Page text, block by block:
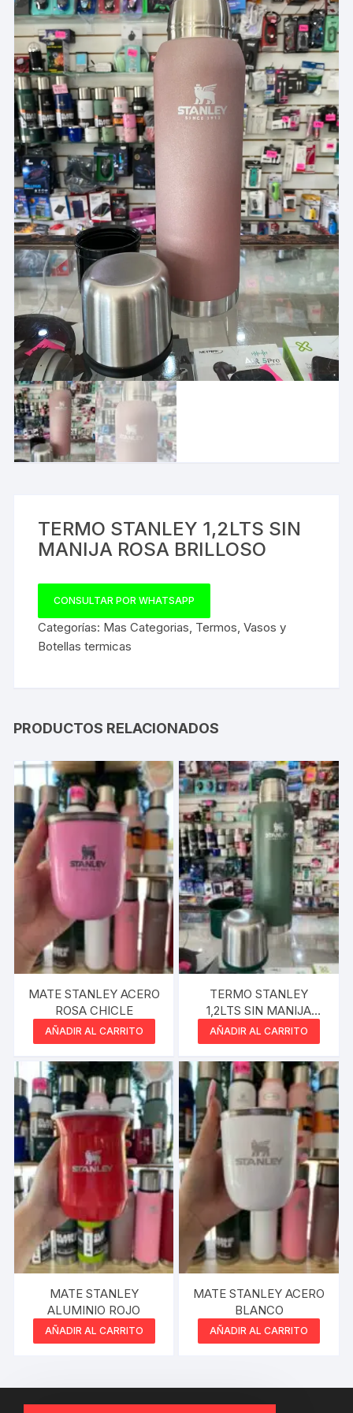
TERMO STANLEY 1,2LTS SIN
MANIJA ROSA BRILLOSO
CONSULTAR POR WHATSAPP
Categorías: Mas Categorias, Termos,Vasos y
Botellas termicas
PRODUCTOS RELACIONADOS
MATE STANLEY ACERO
ROSA CHICLE
AÑADIR AL CARRITO
TERMO STANLEY
1,2LTS SIN MANIJA
VERDE
AÑADIR AL CARRITO
MATE STANLEY
ALUMINIO ROJO
AÑADIR AL CARRITO
MATE STANLEY ACERO
BLANCO
AÑADIR AL CARRITO